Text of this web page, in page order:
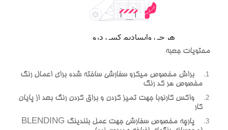
محتويات جعبه
براش مخصوص ميکرو سفارشي ساخته شده براي اعمال رنگ
مخصوص هر کد رنگ
واکس کارنوبا جهت تميز کردن و براق کردن رنگ بعد از پايان
کار
پارچه مخصوص سفارشي جهت عمل بلندينگ BLENDING